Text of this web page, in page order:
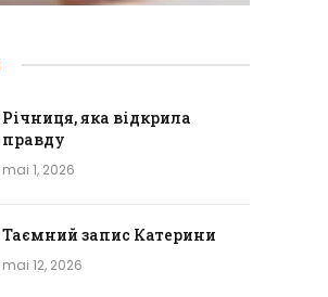
Річниця, яка відкрила
правду
mai 1, 2026
Таємний запис Катерини
mai 12, 2026